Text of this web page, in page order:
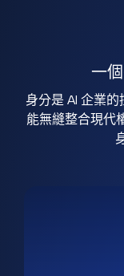
一
身分是 AI 企業
能無縫整合現代